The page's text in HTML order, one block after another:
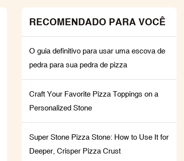
RECOMENDADO PARA VOCÊ
O guia definitivo para usar uma escova de
pedra para sua pedra de pizza
Craft Your Favorite Pizza Toppings on a
Personalized Stone
Super Stone Pizza Stone: How to Use It for
Deeper, Crisper Pizza Crust